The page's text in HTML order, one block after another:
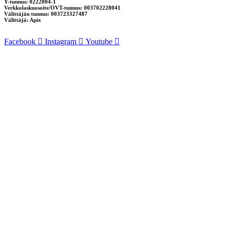
Y-tunnus: 0222804-1
Verkkolaskuosoite/OVT-tunnus: 003702228041
Välittäjän tunnus: 003723327487
Välittäjä: Apix
Facebook Instagram Youtube